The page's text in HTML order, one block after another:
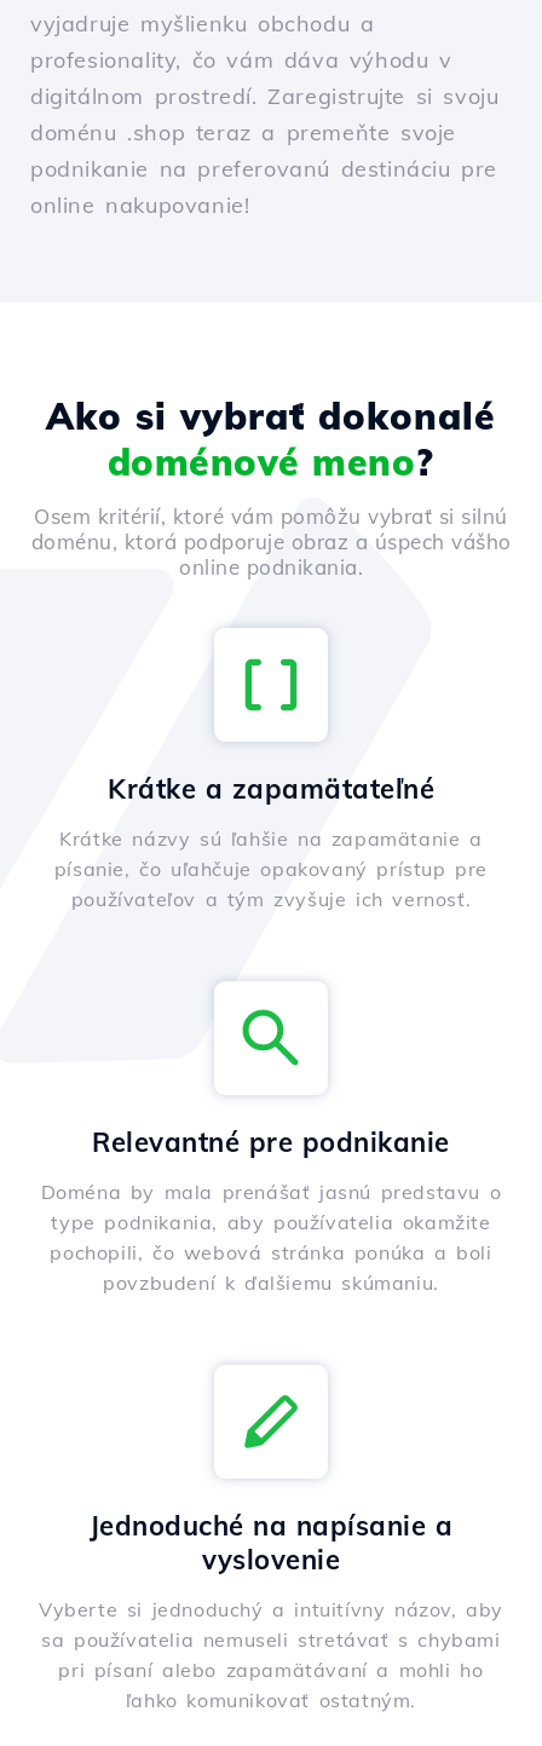
vyjadruje myšlienku obchodu a
profesionality, čo vám dáva výhodu v
digitálnom prostredí. Zaregistrujte si svoju
doménu .shop teraz a premeňte svoje
podnikanie na preferovanú destináciu pre
online nakupovanie!
Ako si vybrať dokonalé
doménové meno?
Osem kritérií, ktoré vám pomôžu vybrať si silnú
doménu, ktorá podporuje obraz a úspech vášho
online podnikania.
Krátke a zapamätateľné
Krátke názvy sú ľahšie na zapamätanie a
písanie, čo uľahčuje opakovaný prístup pre
používateľov a tým zvyšuje ich vernosť.
Relevantné pre podnikanie
Doména by mala prenášať jasnú predstavu o
type podnikania, aby používatelia okamžite
pochopili, čo webová stránka ponúka a boli
povzbudení k ďalšiemu skúmaniu.
Jednoduché na napísanie a
vyslovenie
Vyberte si jednoduchý a intuitívny názov, aby
sa používatelia nemuseli stretávať s chybami
pri písaní alebo zapamätávaní a mohli ho
ľahko komunikovať ostatným.